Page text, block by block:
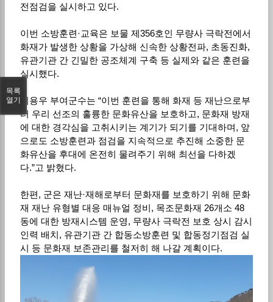
전점검을 실시하고 있다.
이번 소방훈련·교육은 보물 제356호인 무량사 극락전에서
화재가 발생한 상황을 가상해 신속한 상황전파, 초동진화,
유관기관 간 긴밀한 공조체계 구축 등 실제와 같은 훈련을
실시했다.
이용우 부여군수는 “이번 훈련을 통해 화재 등 재난으로부
터 우리 선조의 훌륭한 문화유산을 보호하고, 문화재 방재
에 대한 경각심을 고취시키는 계기가 되기를 기대하며, 앞
으로도 소방훈련과 점검을 지속적으로 추진해 소중한 문
화유산을 후대에 온전히 물려주기 위해 최선을 다하겠
다.”고 밝혔다.
한편, 군은 재난·재해로부터 문화재를 보호하기 위해 문화
재 재난 유형별 대응 매뉴얼 정비, 목조문화재 26개소 48
동에 대한 방재시스템 운영, 무량사 극락전 보호 상시 감시
인력 배치, 유관기관 간 합동소방훈련 및 합동정기점검 실
시 등 문화재 보존관리를 철저히 해 나갈 계획이다.
목록
열기